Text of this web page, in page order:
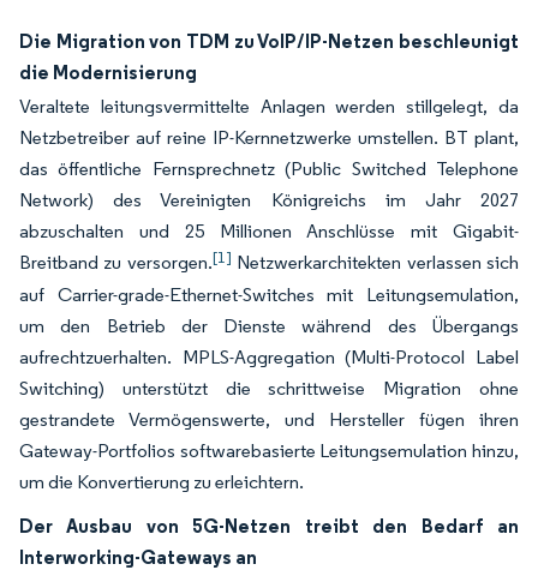
Die Migration von TDM zu VoIP/IP-Netzen beschleunigt
die Modernisierung
Veraltete leitungsvermittelte Anlagen werden stillgelegt, da
Netzbetreiber auf reine IP-Kernnetzwerke umstellen. BT plant,
das öffentliche Fernsprechnetz (Public Switched Telephone
Network) des Vereinigten Königreichs im Jahr 2027
abzuschalten und 25 Millionen Anschlüsse mit Gigabit-
Breitband zu versorgen.[1] Netzwerkarchitekten verlassen sich
auf Carrier-grade-Ethernet-Switches mit Leitungsemulation,
um den Betrieb der Dienste während des Übergangs
aufrechtzuerhalten. MPLS-Aggregation (Multi-Protocol Label
Switching) unterstützt die schrittweise Migration ohne
gestrandete Vermögenswerte, und Hersteller fügen ihren
Gateway-Portfolios softwarebasierte Leitungsemulation hinzu,
um die Konvertierung zu erleichtern.
Der Ausbau von 5G-Netzen treibt den Bedarf an
Interworking-Gateways an